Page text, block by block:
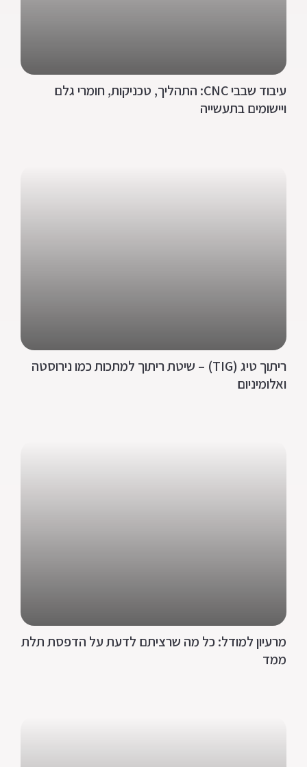
עיבוד שבבי CNC: התהליך, טכניקות, חומרי גלם
ויישומים בתעשייה
ריתוך טיג (TIG) – שיטת ריתוך למתכות כמו נירוסטה
ואלומיניום
מרעיון למודל: כל מה שרציתם לדעת על הדפסת תלת
ממד